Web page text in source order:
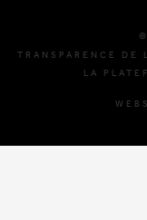
TRANSPARENCE DE
LA